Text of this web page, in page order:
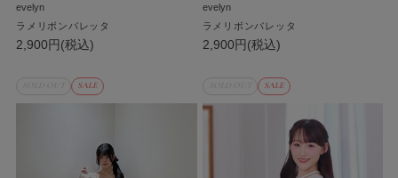
evelyn
ラメリボンバレッタ
2,900円(税込)
evelyn
ラメリボンバレッタ
2,900円(税込)
SALE SALE